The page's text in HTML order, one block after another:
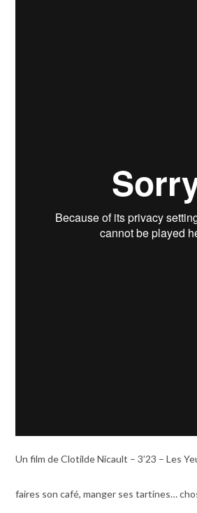
Un film de Clotilde Nicault – 3’23 – Les
faires son café, manger ses tartines…